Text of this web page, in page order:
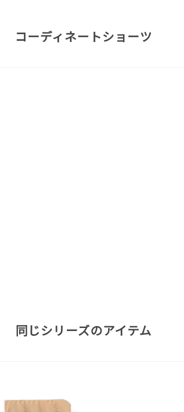
コーディネートショーツ
同じシリーズのアイテム